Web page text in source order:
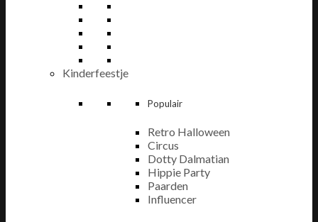
Kinderfeestje
Populair
Retro Halloween
Circus
Dotty Dalmatian
Hippie Party
Paarden
Influencer